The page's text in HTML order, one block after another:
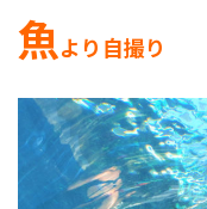
魚より自撮り